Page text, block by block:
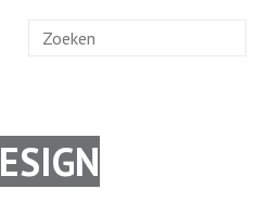
Zoek